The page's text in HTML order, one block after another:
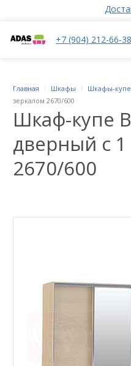
+7 (904) 212-66-38
Шкаф-купе
дверный с
2670/600
Главная Шкафы Шкафы-купе
зеркалом 2670/600